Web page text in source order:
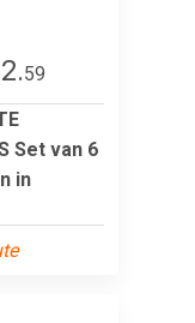
59
Set van 6
in